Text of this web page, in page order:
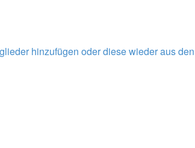
hinzufügen oder diese wieder aus